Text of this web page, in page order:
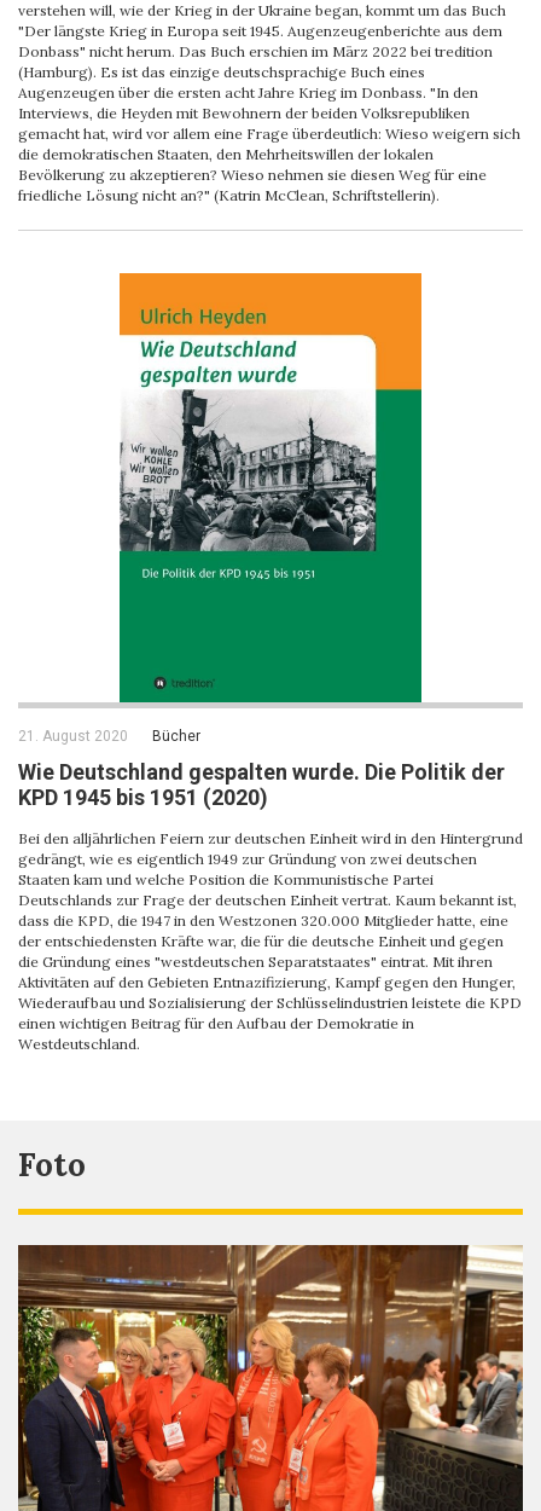
verstehen will, wie der Krieg in der Ukraine began, kommt um das Buch
"Der längste Krieg in Europa seit 1945. Augenzeugenberichte aus dem
Donbass" nicht herum. Das Buch erschien im März 2022 bei tredition
(Hamburg). Es ist das einzige deutschsprachige Buch eines
Augenzeugen über die ersten acht Jahre Krieg im Donbass. "In den
Interviews, die Heyden mit Bewohnern der beiden Volksrepubliken
gemacht hat, wird vor allem eine Frage überdeutlich: Wieso weigern sich
die demokratischen Staaten, den Mehrheitswillen der lokalen
Bevölkerung zu akzeptieren? Wieso nehmen sie diesen Weg für eine
friedliche Lösung nicht an?" (Katrin McClean, Schriftstellerin).
21. August 2020 Bücher
Wie Deutschland gespalten wurde. Die Politik der
KPD 1945 bis 1951 (2020)
Bei den alljährlichen Feiern zur deutschen Einheit wird in den Hintergrund
gedrängt, wie es eigentlich 1949 zur Gründung von zwei deutschen
Staaten kam und welche Position die Kommunistische Partei
Deutschlands zur Frage der deutschen Einheit vertrat. Kaum bekannt ist,
dass die KPD, die 1947 in den Westzonen 320.000 Mitglieder hatte, eine
der entschiedensten Kräfte war, die für die deutsche Einheit und gegen
die Gründung eines "westdeutschen Separatstaates" eintrat. Mit ihren
Aktivitäten auf den Gebieten Entnazifizierung, Kampf gegen den Hunger,
Wiederaufbau und Sozialisierung der Schlüsselindustrien leistete die KPD
einen wichtigen Beitrag für den Aufbau der Demokratie in
Westdeutschland.
Foto